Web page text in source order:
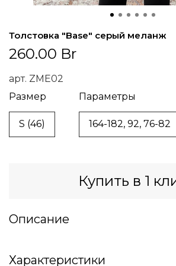
арт. ZME02
Толстовка "Base" серый меланж
260.00 Br
Купить в 1
Размер
S (46)
Параметры
164-182, 92, 76-82
Описание
Характеристики